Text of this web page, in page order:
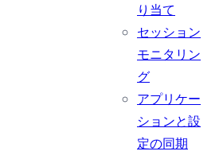
り当て
セッション
モニタリン
グ
アプリケー
ションと設
定の同期